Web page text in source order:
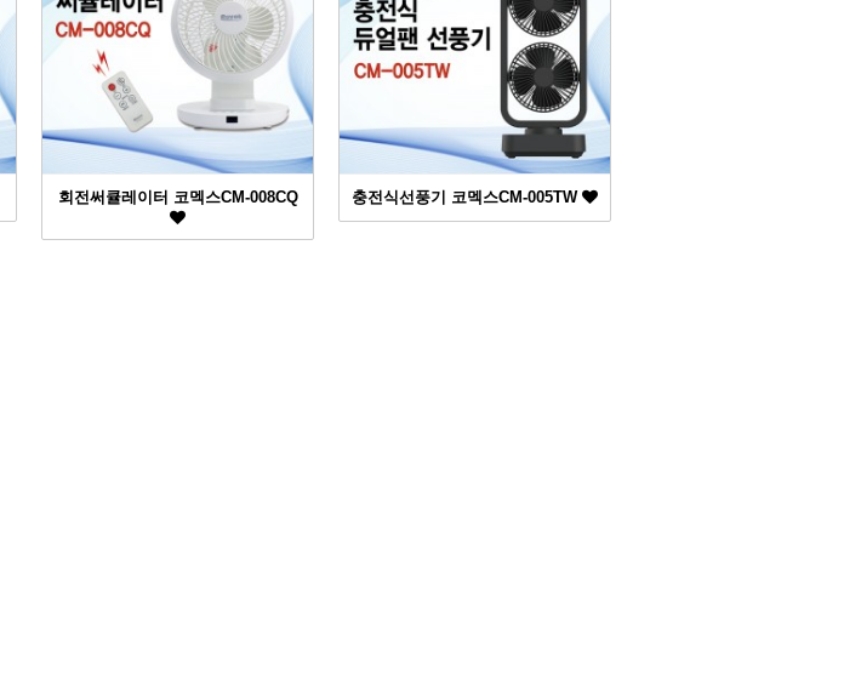
회전써큘레이터 코멕스CM-008CQ 충전식선풍기 코멕스CM-005TW